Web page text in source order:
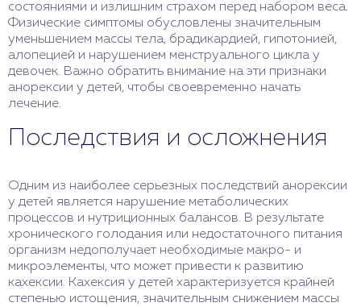
состояниями и излишним страхом перед набором веса.
Физические симптомы обусловлены значительным
уменьшением массы тела, брадикардией, гипотонией,
алопецией и нарушением менструального цикла у
девочек. Важно обратить внимание на эти признаки
анорексии у детей, чтобы своевременно начать
лечение.
Последствия и осложнения
Одним из наиболее серьезных последствий анорексии
у детей является нарушение метаболических
процессов и нутриционных балансов. В результате
хронического голодания или недостаточного питания
организм недополучает необходимые макро- и
микроэлементы, что может привести к развитию
кахексии. Кахексия у детей характеризуется крайней
степенью истощения, значительным снижением массы